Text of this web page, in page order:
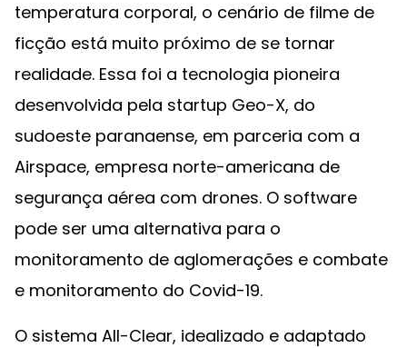
temperatura corporal, o cenário de filme de
ficção está muito próximo de se tornar
realidade. Essa foi a tecnologia pioneira
desenvolvida pela startup Geo-X, do
sudoeste paranaense, em parceria com a
Airspace, empresa norte-americana de
segurança aérea com drones. O software
pode ser uma alternativa para o
monitoramento de aglomerações e combate
e monitoramento do Covid-19.
O sistema All-Clear, idealizado e adaptado